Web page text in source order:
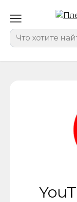
содержанию